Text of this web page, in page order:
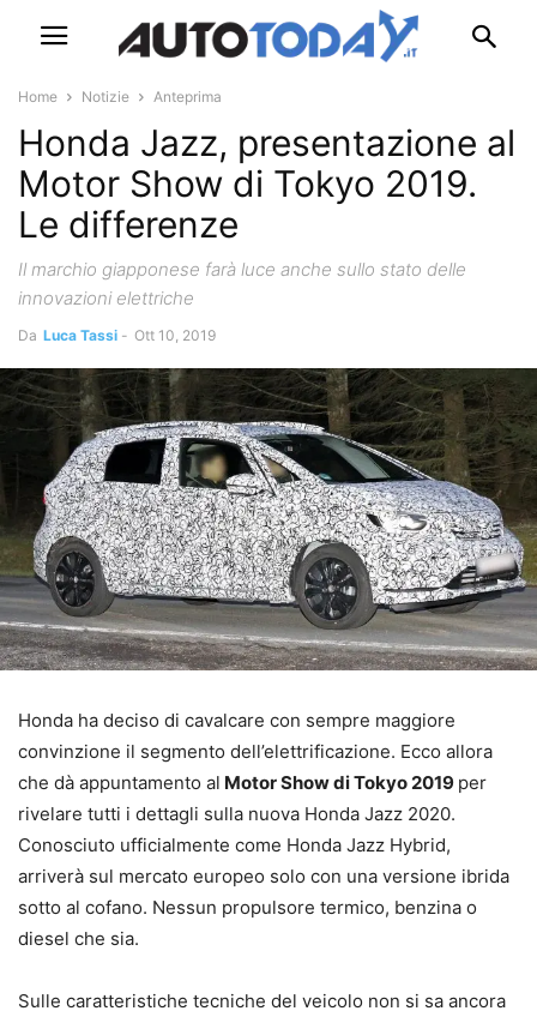
Home Notizie Anteprima
Honda Jazz, presentazione al
Motor Show di Tokyo 2019.
Le differenze
Il marchio giapponese farà luce anche sullo stato delle
innovazioni elettriche
Da Luca Tassi - Ott 10, 2019
Honda ha deciso di cavalcare con sempre maggiore
convinzione il segmento dell’elettrificazione. Ecco allora
che dà appuntamento al Motor Show di Tokyo 2019 per
rivelare tutti i dettagli sulla nuova Honda Jazz 2020.
Conosciuto ufficialmente come Honda Jazz Hybrid,
arriverà sul mercato europeo solo con una versione ibrida
sotto al cofano. Nessun propulsore termico, benzina o
diesel che sia.
Sulle caratteristiche tecniche del veicolo non si sa ancora